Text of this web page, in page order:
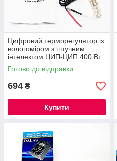
Цифровий терморегулятор із
вологоміром з штучним
інтелектом ЦИП-ЦИП 400 Вт
для лампових інкубаторів
Готово до відправки
694 ₴
Купити